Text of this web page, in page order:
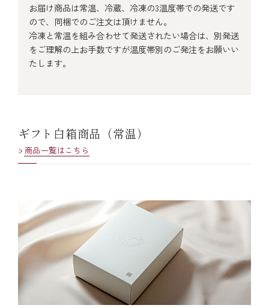
￥10,000～￥14,999
￥15,000～￥19,999
その他
全商品一覧
冷凍商品一覧
冷蔵商品一覧
お届け商品は常温、冷蔵、冷凍の3温度帯での発送です
ので、同梱でのご注文は頂けません。
冷凍と常温を組み合わせて発送されたい場合は、別発送
をご理解の上お手数ですが温度帯別のご発注をお願いい
たします。
ギフト白箱商品（常温）
商品一覧はこちら